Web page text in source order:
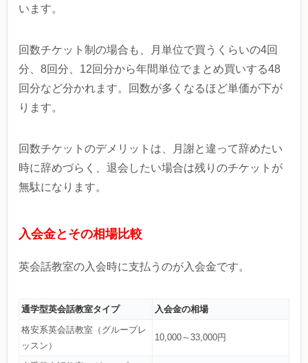
います。
回数チケット制の場合も、月単位で買うくらいの4回
分、8回分、12回分から年間単位でまとめ買いする48
回分など分かれます。回数が多くなるほど単価が下が
ります。
回数チケットのデメリットは、月謝と違って辞めたい
時に辞めづらく、退会したい場合は残りのチケットが
無駄になります。
入会金とその相場比較
英会話教室の入会時に支払うのが入会金です。
通学型英会話教室タイプ 入会金の相場
格安系英会話教室（グループレ
ッスン）
10,000～33,000円